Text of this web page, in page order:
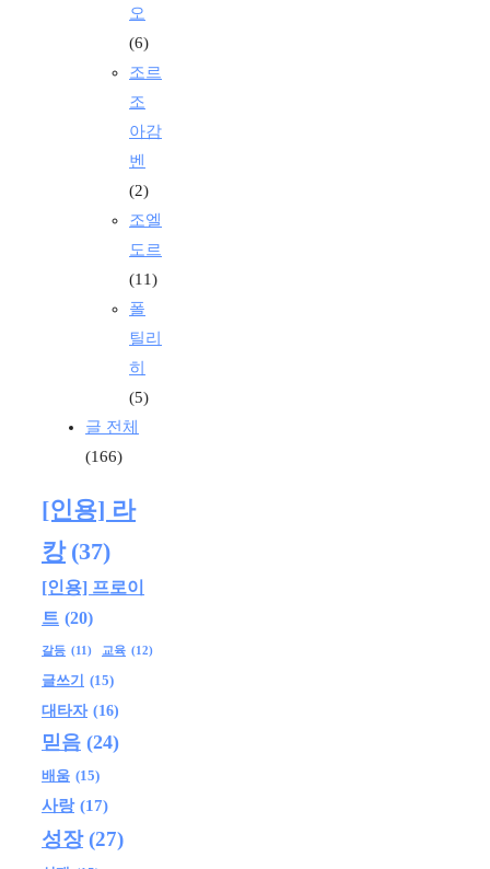
오
(6)
조르
조
아감
벤
(2)
조엘
도르
(11)
폴
틸리
히
(5)
글 전체
(166)
[인용] 라
캉 (37)
[인용] 프로이
트 (20)
갈등 (11) 교육 (12)
글쓰기 (15)
대타자 (16)
믿음 (24)
배움 (15)
사랑 (17)
성장 (27)